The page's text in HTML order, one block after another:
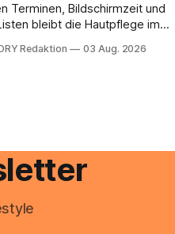
Terminen, Bildschirmzeit und
bleibt die Hautpflege im
morgens eine
Professionelle
Redaktion 03 Aug. 2026